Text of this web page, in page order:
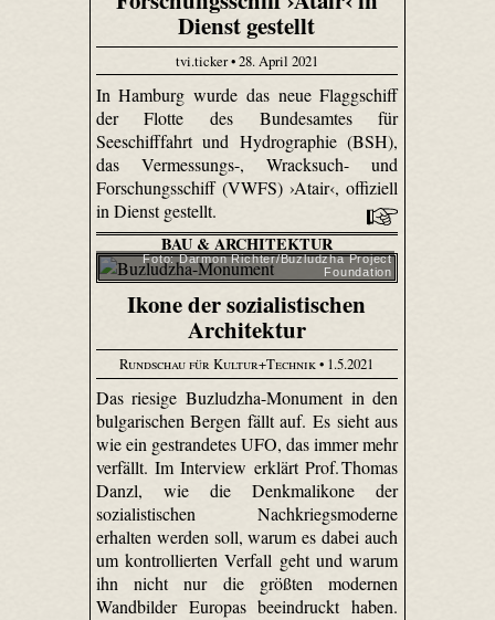
Dienst gestellt
tvi.ticker • 28. April 2021
In Hamburg wurde das neue Flaggschiff
der Flotte des Bundesamtes für
Seeschifffahrt und Hydrographie (BSH),
das Vermessungs-, Wracksuch- und
Forschungsschiff (VWFS) ›Atair‹, offiziell
in Dienst gestellt.
BAU & ARCHITEKTUR
Foto: Darmon Richter/Buzludzha Project
Foundation
Ikone der sozialistischen
Architektur
Rundschau für Kultur+Technik• 1.5.2021
Das riesige Buzludzha-Monument in den
bulgarischen Bergen fällt auf. Es sieht aus
wie ein gestrandetes UFO, das immer mehr
verfällt. Im Interview erklärt Prof. Thomas
Danzl, wie die Denkmalikone der
sozialistischen Nachkriegsmoderne
erhalten werden soll, warum es dabei auch
um kontrollierten Verfall geht und warum
ihn nicht nur die größten modernen
Wandbilder Europas beeindruckt haben.